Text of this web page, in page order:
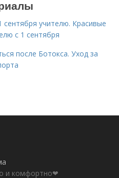
сентября учителю. Красивые
с 1 сентября
после Ботокса. Уход за
и комфортно❤